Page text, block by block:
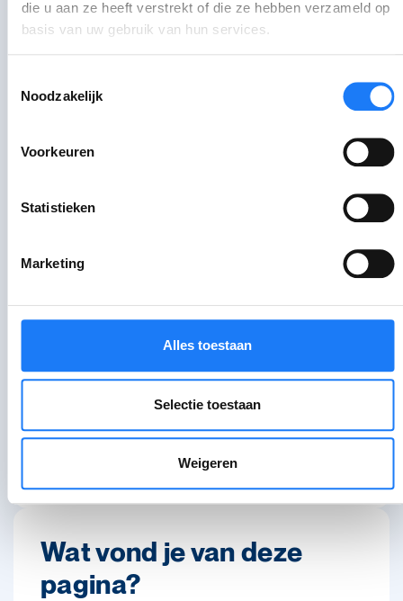
die u aan ze heeft verstrekt of die ze hebben verzameld op
basis van uw gebruik van hun services.
Noodzakelijk
Voorkeuren
Statistieken
Marketing
Alles toestaan
Selectie toestaan
Weigeren
terugals je je uitschrijft.
Maandag-vrijdag 13:00-19:00 uur.
Check het adres en de openingsuren van
een JAC in je buurt
Praat met een andere hulp- of infolijn
Wat vond je van deze
pagina?